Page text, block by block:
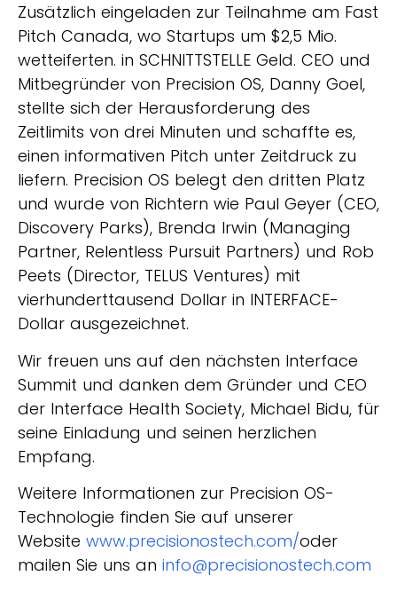
Zusätzlich eingeladen zur Teilnahme am Fast
Pitch Canada, wo Startups um $2,5 Mio.
wetteiferten. in SCHNITTSTELLE Geld. CEO und
Mitbegründer von Precision OS, Danny Goel,
stellte sich der Herausforderung des
Zeitlimits von drei Minuten und schaffte es,
einen informativen Pitch unter Zeitdruck zu
liefern. Precision OS belegt den dritten Platz
und wurde von Richtern wie Paul Geyer (CEO,
Discovery Parks), Brenda Irwin (Managing
Partner, Relentless Pursuit Partners) und Rob
Peets (Director, TELUS Ventures) mit
vierhunderttausend Dollar in INTERFACE-
Dollar ausgezeichnet.
Wir freuen uns auf den nächsten Interface
Summit und danken dem Gründer und CEO
der Interface Health Society, Michael Bidu, für
seine Einladung und seinen herzlichen
Empfang.
Weitere Informationen zur Precision OS-
Technologie finden Sie auf unserer
Website www.precisionostech.com/oder
mailen Sie uns an info@precisionostech.com